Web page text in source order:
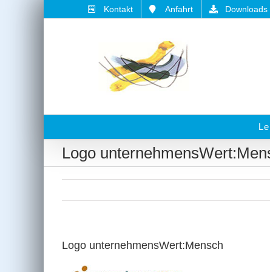
Kontakt Anfahrt Downloads
Logo
Logo unternehmensWert:Mensch